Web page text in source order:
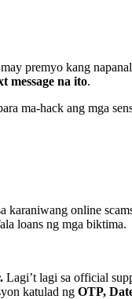
premyo kang
message na ito.
ma-hack ang mga
online
loans ng mga biktima.
Lagi’t lagi sa official
katulad ng OTP,